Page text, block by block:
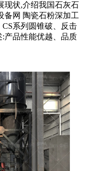
现状,介绍我国石灰石
备网 陶瓷石粉深加工
系列圆锥破、反击
产品性能优越、品质